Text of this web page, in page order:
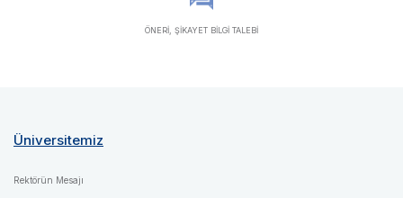
ÖNERİ, ŞİKAYET BİLGİ TALEBİ
Üniversitemiz
Rektörün Mesajı